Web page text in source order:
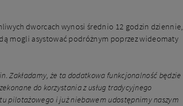
dworcach wynosi średnio 12 godzin dziennie,
mogli asystować podróżnym poprzez wideomaty
Zakładamy, że ta dodatkowa funkcjonalność będzie
do korzystania z usług tradycyjnego
pilotażowego i już niebawem udostępnimy naszym